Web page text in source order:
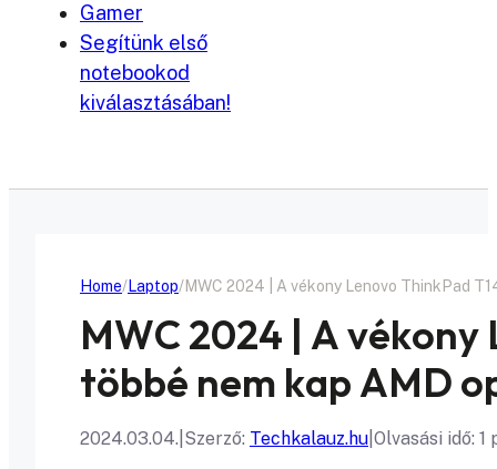
Gamer
Segítünk első
notebookod
kiválasztásában!
Home Laptop MWC 2024 | A vékony Lenovo ThinkPad
MWC 2024 | A vékony
többé nem kap AMD
2024.03.04. Szerző: Techkalauz.hu Olvasási idő: 1